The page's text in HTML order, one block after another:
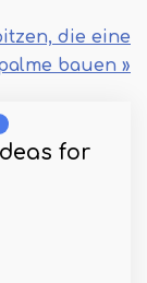
die eine
bauen »
for